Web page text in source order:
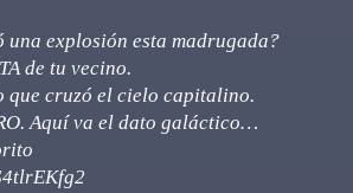
una explosión esta madrugada?
de tu vecino.
que cruzó el cielo capitalino.
Aquí va el dato galáctico…